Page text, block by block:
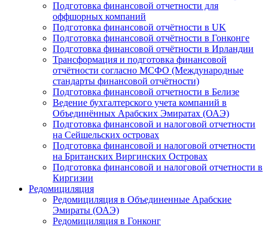
Подготовка финансовой отчетности для
оффшорных компаний
Подготовка финансовой отчётности в UK
Подготовка финансовой отчётности в Гонконге
Подготовка финансовой отчётности в Ирландии
Трансформация и подготовка финансовой
отчётности согласно МСФО (Международные
стандарты финансовой отчётности)
Подготовка финансовой отчетности в Белизе
Ведение бухгалтерского учета компаний в
Объединённых Арабских Эмиратах (ОАЭ)
Подготовка финансовой и налоговой отчетности
на Сейшельских островах
Подготовка финансовой и налоговой отчетности
на Британских Виргинских Островах
Подготовка финансовой и налоговой отчетности в
Киргизии
Редомициляция
Редомициляция в Объединенные Арабские
Эмираты (ОАЭ)
Редомициляция в Гонконг